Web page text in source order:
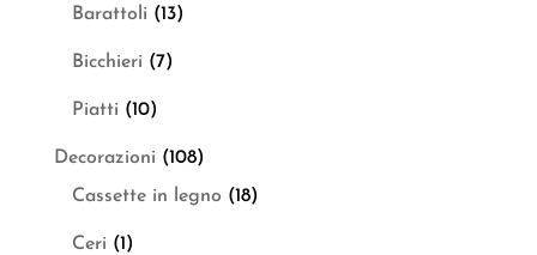
Barattoli (13)
Bicchieri (7)
Piatti (10)
Decorazioni (108)
Cassette in legno (18)
Ceri (1)